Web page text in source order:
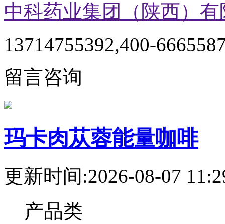
中科药业集团（陕西）有
13714755392,400-
留言咨询
玛卡肉苁蓉能量咖啡
更新时间:2026-08-07
产品类